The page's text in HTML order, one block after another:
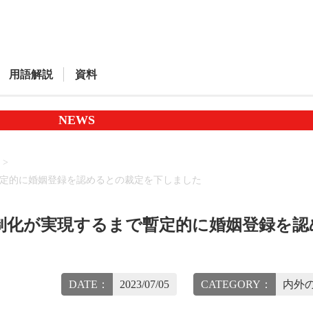
用語解説 資料
NEWS
的に婚姻登録を認めるとの裁定を下しました
が実現するまで暫定的に婚姻登録を
DATE： 2023/07/05 CATEGORY： 内外